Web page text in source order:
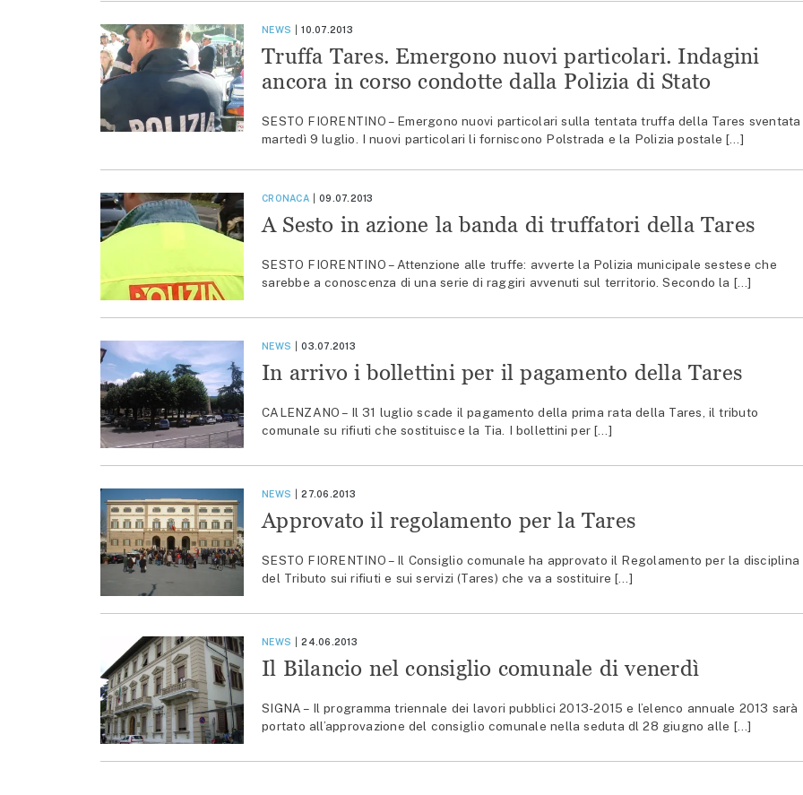
NEWS 10.07.2013
Truffa Tares. Emergono nuovi particolari. Indagini
ancora in corso condotte dalla Polizia di Stato
SESTO FIORENTINO – Emergono nuovi particolari sulla tentata truffa della Tares sventata
martedì 9 luglio. I nuovi particolari li forniscono Polstrada e la Polizia postale […]
CRONACA 09.07.2013
A Sesto in azione la banda di truffatori della Tares
SESTO FIORENTINO – Attenzione alle truffe: avverte la Polizia municipale sestese che
sarebbe a conoscenza di una serie di raggiri avvenuti sul territorio. Secondo la […]
NEWS 03.07.2013
In arrivo i bollettini per il pagamento della Tares
CALENZANO – Il 31 luglio scade il pagamento della prima rata della Tares, il tributo
comunale su rifiuti che sostituisce la Tia. I bollettini per […]
NEWS 27.06.2013
Approvato il regolamento per la Tares
SESTO FIORENTINO – Il Consiglio comunale ha approvato il Regolamento per la disciplina
del Tributo sui rifiuti e sui servizi (Tares) che va a sostituire […]
NEWS 24.06.2013
Il Bilancio nel consiglio comunale di venerdì
SIGNA – Il programma triennale dei lavori pubblici 2013-2015 e l’elenco annuale 2013 sarà
portato all’approvazione del consiglio comunale nella seduta dl 28 giugno alle […]